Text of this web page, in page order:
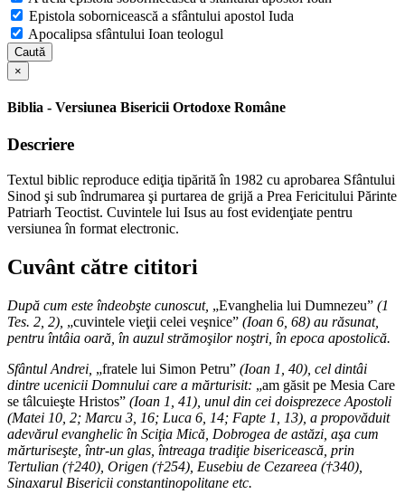
Epistola sobornicească a sfântului apostol Iuda
Apocalipsa sfântului Ioan teologul
Caută
×
Biblia - Versiunea Bisericii Ortodoxe Române
Descriere
Textul biblic reproduce ediţia tipărită în 1982 cu aprobarea Sfântului
Sinod şi sub îndrumarea şi purtarea de grijă a Prea Fericitului Părinte
Patriarh Teoctist. Cuvintele lui Isus au fost evidenţiate pentru
versiunea în format electronic.
Cuvânt către cititori
După cum este îndeobşte cunoscut, „Evanghelia lui Dumnezeu” (1
Tes. 2, 2), „cuvintele vieţii celei veşnice” (Ioan 6, 68) au răsunat,
pentru întâia oară, în auzul strămoşilor noştri, în epoca apostolică.
Sfântul Andrei, „fratele lui Simon Petru” (Ioan 1, 40), cel dintâi
dintre ucenicii Domnului care a mărturisit: „am găsit pe Mesia Care
se tâlcuieşte Hristos” (Ioan 1, 41), unul din cei doisprezece Apostoli
(Matei 10, 2; Marcu 3, 16; Luca 6, 14; Fapte 1, 13), a propovăduit
adevărul evanghelic în Sciţia Mică, Dobrogea de astăzi, aşa cum
mărturiseşte, într-un glas, întreaga tradiţie bisericească, prin
Tertulian (†240), Origen (†254), Eusebiu de Cezareea (†340),
Sinaxarul Bisericii constantinopolitane etc.